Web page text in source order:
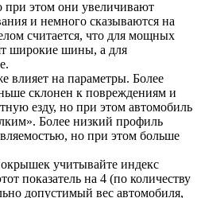
при этом они увеличивают
и немного сказываются на
считается, что для мощных
широкие шины, а для
влияет на параметры. Более
склонен к повреждениям и
езду, но при этом автомобиль
Более низкий профиль
но при этом больше
учитывайте индекс
показатель на 4 (по количеству
допустимый вес автомобиля,